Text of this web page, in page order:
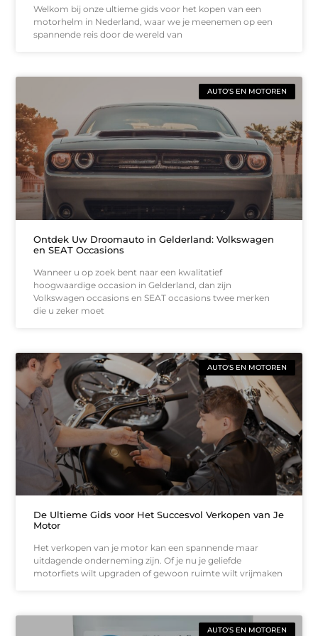
Welkom bij onze ultieme gids voor het kopen van een
motorhelm in Nederland, waar we je meenemen op een
spannende reis door de wereld van
AUTO'S EN MOTOREN
Ontdek Uw Droomauto in Gelderland: Volkswagen
en SEAT Occasions
Wanneer u op zoek bent naar een kwalitatief
hoogwaardige occasion in Gelderland, dan zijn
Volkswagen occasions en SEAT occasions twee merken
die u zeker moet
AUTO'S EN MOTOREN
De Ultieme Gids voor Het Succesvol Verkopen van Je
Motor
Het verkopen van je motor kan een spannende maar
uitdagende onderneming zijn. Of je nu je geliefde
motorfiets wilt upgraden of gewoon ruimte wilt vrijmaken
AUTO'S EN MOTOREN